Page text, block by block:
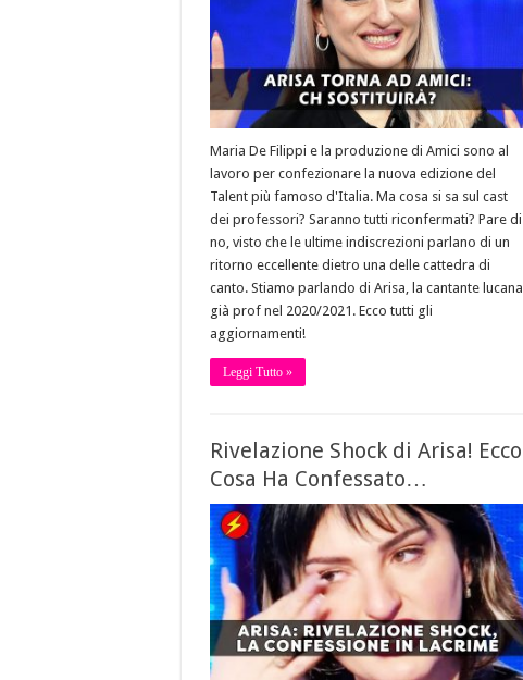
Maria De Filippi e la produzione di Amici sono al
lavoro per confezionare la nuova edizione del
Talent più famoso d'Italia. Ma cosa si sa sul cast
dei professori? Saranno tutti riconfermati? Pare di
no, visto che le ultime indiscrezioni parlano di un
ritorno eccellente dietro una delle cattedra di
canto. Stiamo parlando di Arisa, la cantante lucana
già prof nel 2020/2021. Ecco tutti gli
aggiornamenti!
Leggi Tutto »
Rivelazione Shock di Arisa! Ecco
Cosa Ha Confessato…